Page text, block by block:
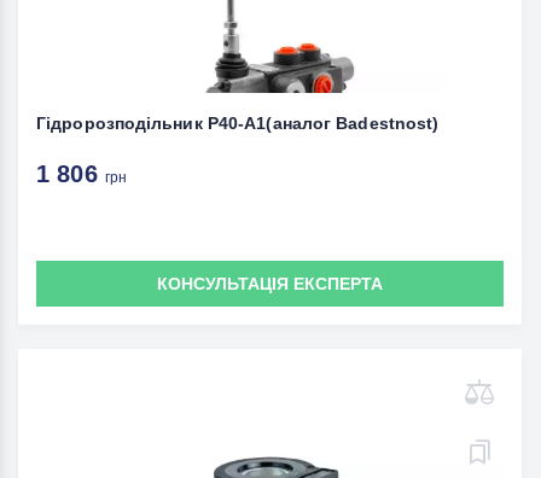
Гідророзподільник P40-A1(аналог Badestnost)
1 806 грн
КОНСУЛЬТАЦІЯ ЕКСПЕРТА